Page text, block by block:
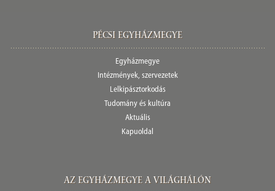
Pécsi egyházmegye
Egyházmegye
Intézmények, szervezetek
Lelkipásztorkodás
Tudomány és kultúra
Aktuális
Kapuoldal
Az Egyházmegye a világhálón